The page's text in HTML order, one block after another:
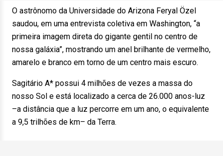
O astrônomo da Universidade do Arizona Feryal Özel
saudou, em uma entrevista coletiva em Washington, “a
primeira imagem direta do gigante gentil no centro de
nossa galáxia”, mostrando um anel brilhante de vermelho,
amarelo e branco em torno de um centro mais escuro.
Sagitário A* possui 4 milhões de vezes a massa do
nosso Sol e está localizado a cerca de 26.000 anos-luz
–a distância que a luz percorre em um ano, o equivalente
a 9,5 trilhões de km– da Terra.